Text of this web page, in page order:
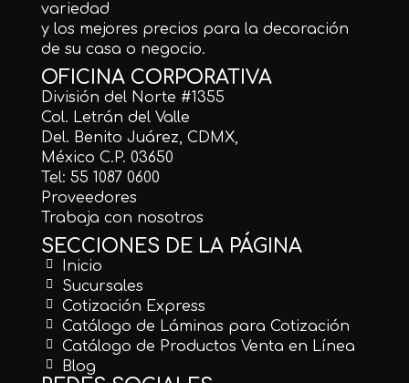
variedad
y los mejores precios para la decoración
de su casa o negocio.
OFICINA CORPORATIVA
División del Norte #1355
Col. Letrán del Valle
Del. Benito Juárez, CDMX,
México C.P. 03650
Tel: 55 1087 0600
Proveedores
Trabaja con nosotros
SECCIONES DE LA PÁGINA
Inicio
Sucursales
Cotización Express
Catálogo de Láminas para Cotización
Catálogo de Productos Venta en Línea
Blog